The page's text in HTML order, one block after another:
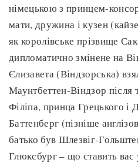
німецькою з принцем-
мати, дружина і кузен
як королівське прізвище
дипломатично змінене на
Єлизавета (Віндзорська)
Маунтбеттен-Віндзор після
Філіпа, принца Грецького і
Баттенберг (пізніше
батько був Шлезвіг-
Глюксбург – що ставить вас